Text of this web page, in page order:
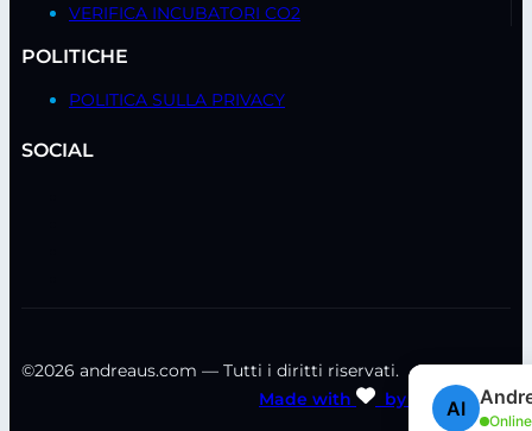
VERIFICA INCUBATORI CO2
POLITICHE
POLITICA SULLA PRIVACY
SOCIAL
©2026 andreaus.com — Tutti i diritti riservati.
Made with
by STRIKETING